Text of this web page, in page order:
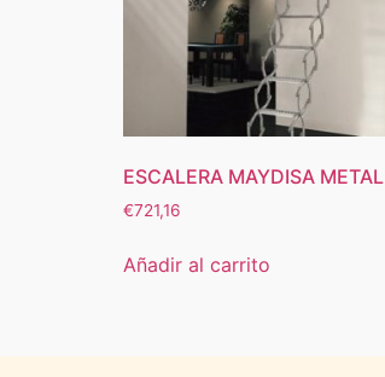
ESCALERA MAYDISA METAL
€721,16
Añadir al carrito